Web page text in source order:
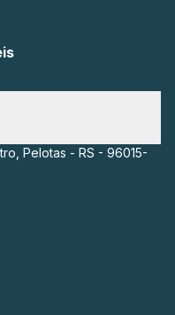
Pelotas - RS - 96015-